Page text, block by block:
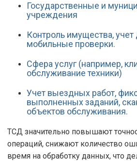
Государственные и
учреждения
Контроль имущества, учет
мобильные проверки.
Сфера услуг (например,
обслуживание техники)
Учет выездных работ,
выполненных заданий,
объектов обслуживания.
ТСД значительно повышают
операций, снижают количество
время на обработку данных, что